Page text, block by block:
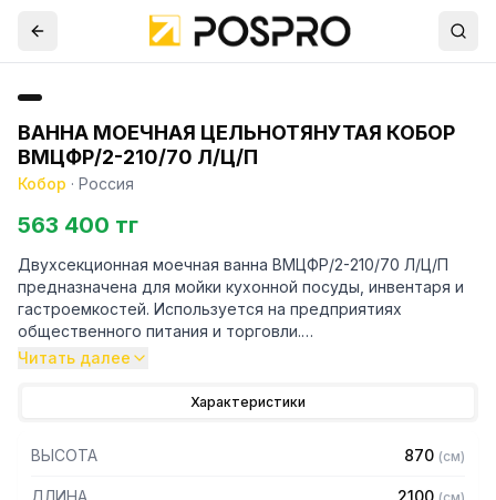
ВАННА МОЕЧНАЯ ЦЕЛЬНОТЯНУТАЯ КОБОР
ВМЦФР/2-210/70 Л/Ц/П
Кобор · Россия
563 400 тг
Двухсекционная моечная ванна ВМЦФР/2-210/70 Л/Ц/П
предназначена для мойки кухонной посуды, инвентаря и
гастроемкостей. Используется на предприятиях
общественного питания и торговли.
– Опоры с регулируемыми ножками
– Материал емкости: нержавеющая сталь AISI430
Читать далее
Характеристики
ВЫСОТА 870 (см)
ДЛИНА 2100